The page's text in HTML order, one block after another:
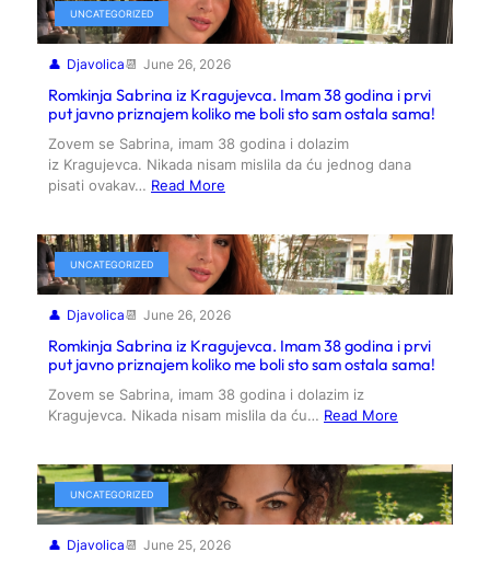
UNCATEGORIZED
Djavolica June 26, 2026
Romkinja Sabrina iz Kragujevca. Imam 38 godina i prvi
put javno priznajem koliko me boli sto sam ostala sama!
Zovem se Sabrina, imam 38 godina i dolazim
iz Kragujevca. Nikada nisam mislila da ću jednog dana
pisati ovakav… Read More
UNCATEGORIZED
Djavolica June 26, 2026
Romkinja Sabrina iz Kragujevca. Imam 38 godina i prvi
put javno priznajem koliko me boli sto sam ostala sama!
Zovem se Sabrina, imam 38 godina i dolazim iz
Kragujevca. Nikada nisam mislila da ću… Read More
UNCATEGORIZED
Djavolica June 25, 2026